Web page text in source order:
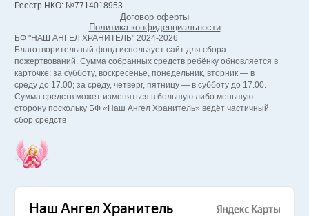
Реестр НКО: №7714018953
Договор оферты
Политика конфиденциальности
БФ "НАШ АНГЕЛ ХРАНИТЕЛЬ" 2024-2026
Благотворительный фонд использует сайт для сбора
пожертвований. Сумма собранных средств ребёнку обновляется в
карточке: за субботу, воскресенье, понедельник, вторник — в
среду до 17.00; за среду, четверг, пятницу — в субботу до 17.00.
Сумма средств может изменяться в большую либо меньшую
сторону поскольку БФ «Наш Ангел Хранитель» ведёт частичный
сбор средств